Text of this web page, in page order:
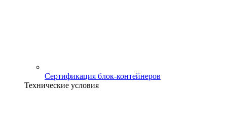
Сертификация блок-контейнеров
Технические условия